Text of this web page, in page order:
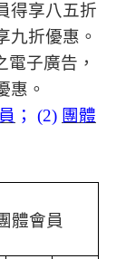
得享八五折
九折優惠。
子廣告，
惠。
； (2) 團體
體會員